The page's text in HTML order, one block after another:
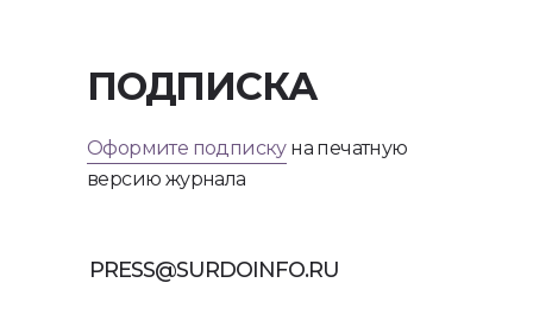
Оформите подпискуна печатную
версию журнала
ПОДПИСКА
PRESS@SURDOINFO.RU